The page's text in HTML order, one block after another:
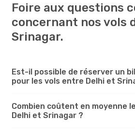
Foire aux questions
concernant nos vols
Srinagar.
Est-il possible de réserver un
pour les vols entre Delhi et
Combien coûtent en moyenne
Delhi et Srinagar ?